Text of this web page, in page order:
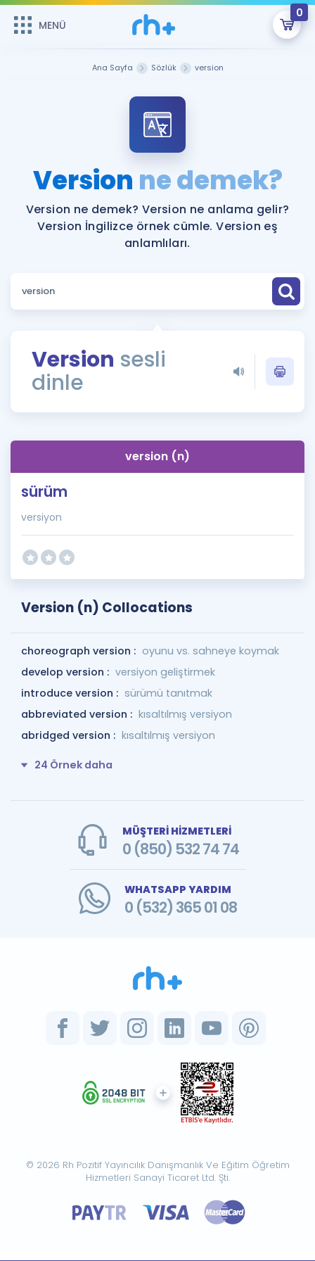
MENÜ
0
ÜYE DEĞİLİM
Sepetin Şu An Boş.
Remzi Hoca ile seni sınava hazırlayacak onlarca eğitim seni
bekliyor!
MENÜ
Faydalı Araçlar
Sözlük
Rehberlik Aracı
ÖSYM Sınav Takvimi
İngilizce Gramer
Hakkımızda
Ana Sayfa Sözlük version
Version ne demek?
Version ne demek? Version ne anlama gelir?
Version İngilizce örnek cümle. Version eş
anlamlıları.
Version sesli
dinle
version (n)
sürüm
versiyon
Version (n) Collocations
choreograph version : oyunu vs. sahneye koymak
develop version : versiyon geliştirmek
introduce version : sürümü tanıtmak
abbreviated version : kısaltılmış versiyon
abridged version : kısaltılmış versiyon
24 Örnek daha
MÜŞTERİ HİZMETLERİ
0 (850) 532 74 74
WHATSAPP YARDIM
0 (532) 365 01 08
© 2026 Rh Pozitif Yayıncılık Danışmanlık Ve Eğitim Öğretim
Hizmetleri Sanayi Ticaret Ltd. Şti.